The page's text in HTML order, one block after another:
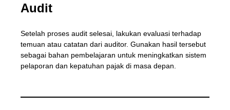
Audit
Setelah proses audit selesai, lakukan evaluasi terhadap
temuan atau catatan dari auditor. Gunakan hasil tersebut
sebagai bahan pembelajaran untuk meningkatkan sistem
pelaporan dan kepatuhan pajak di masa depan.